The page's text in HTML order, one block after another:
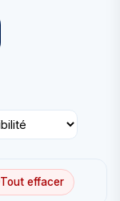
Tout effacer